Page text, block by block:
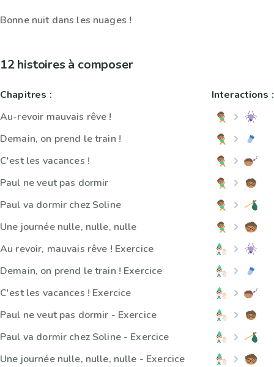
Bonne nuit dans les nuages !
12 histoires à composer
Chapitres :
Au-revoir mauvais rêve !
Demain, on prend le train !
C'est les vacances !
Paul ne veut pas dormir
Paul va dormir chez Soline
Une journée nulle, nulle, nulle
Au revoir, mauvais rêve ! Exercice
Demain, on prend le train ! Exercice
C'est les vacances ! Exercice
Paul ne veut pas dormir - Exercice
Paul va dormir chez Soline - Exercice
Une journée nulle, nulle, nulle - Exercice
Interactions :